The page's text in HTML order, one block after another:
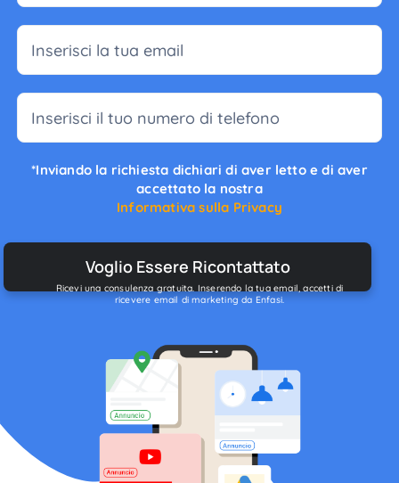
*Inviando la richiesta dichiari di aver letto e di aver
accettato la nostra
Informativa sulla Privacy
Ricevi una consulenza gratuita. Inserendo la tua email, accetti di
ricevere email di marketing da Enfasi.